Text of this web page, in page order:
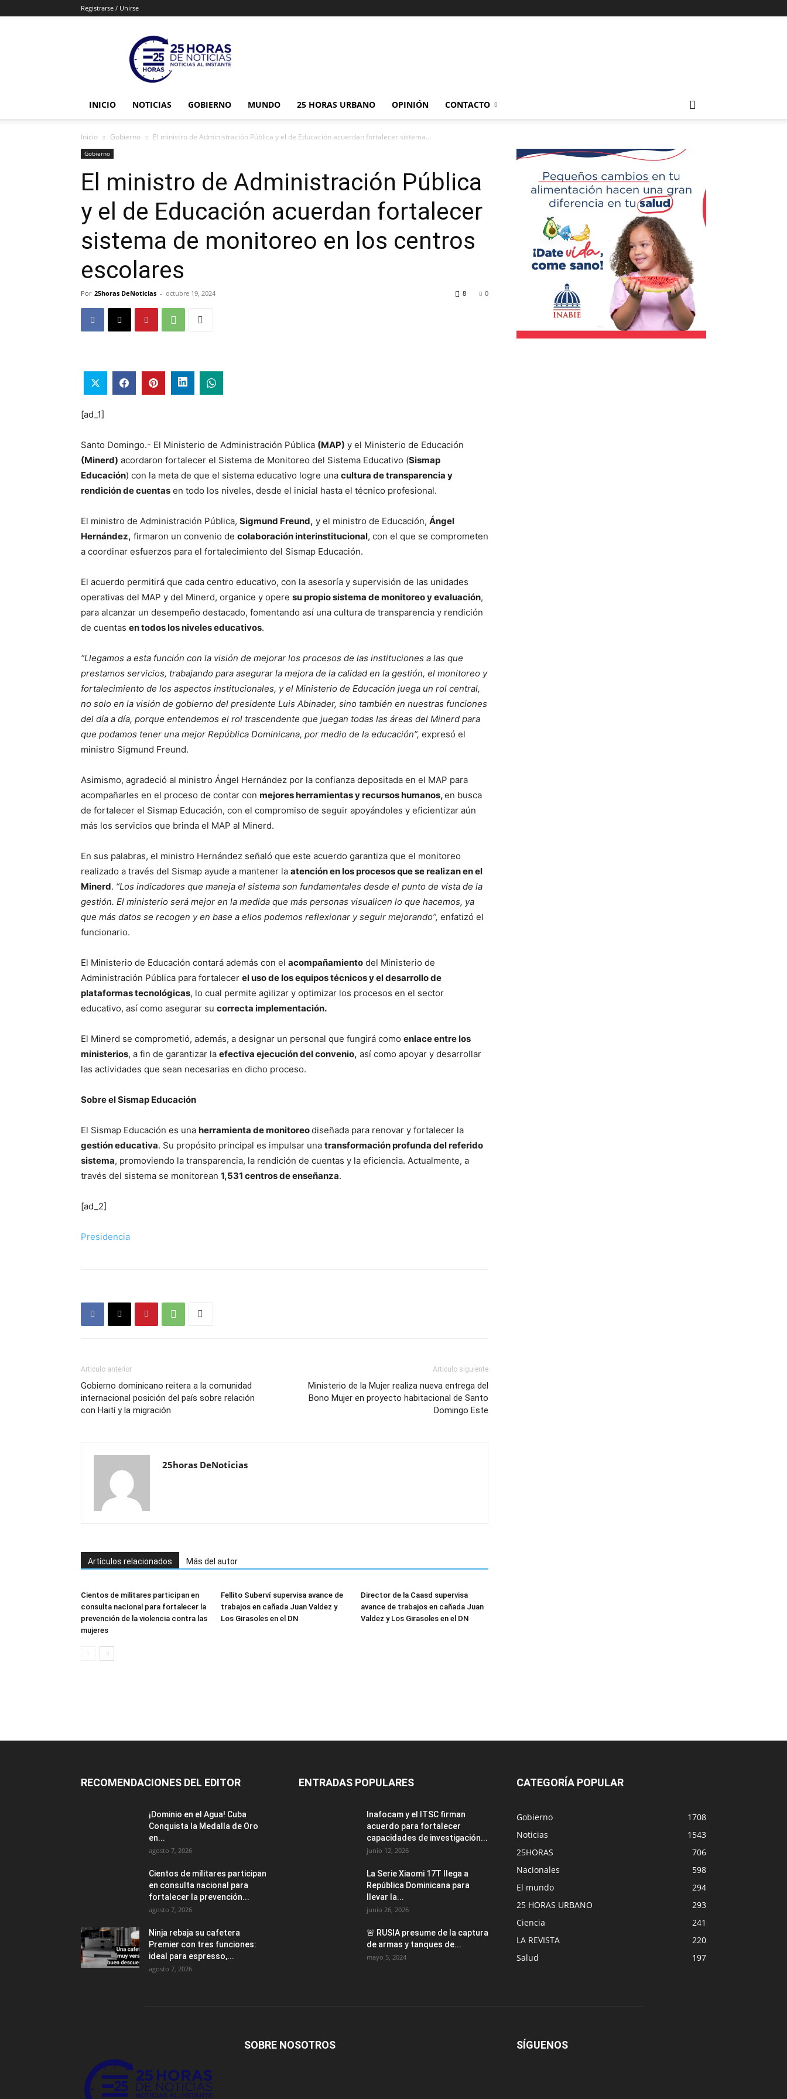
Registrarse / Unirse
INICIO NOTICIAS GOBIERNO MUNDO 25 HORAS URBANO OPINIÓN CONTACTO
Inicio Gobierno El ministro de Administración Pública y el de Educación acuerdan fortalecer sistema...
Gobierno
El ministro de Administración Pública
y el de Educación acuerdan fortalecer
sistema de monitoreo en los centros
escolares
Por 25horas DeNoticias - octubre 19, 2024 0
8
[ad_1]
Santo Domingo.- El Ministerio de Administración Pública (MAP) y el Ministerio de Educación
(Minerd) acordaron fortalecer el Sistema de Monitoreo del Sistema Educativo (Sismap
Educación) con la meta de que el sistema educativo logre una cultura de transparencia y
rendición de cuentas en todo los niveles, desde el inicial hasta el técnico profesional.
El ministro de Administración Pública, Sigmund Freund, y el ministro de Educación, Ángel
Hernández, firmaron un convenio de colaboración interinstitucional, con el que se comprometen
a coordinar esfuerzos para el fortalecimiento del Sismap Educación.
El acuerdo permitirá que cada centro educativo, con la asesoría y supervisión de las unidades
operativas del MAP y del Minerd, organice y opere su propio sistema de monitoreo y evaluación,
para alcanzar un desempeño destacado, fomentando así una cultura de transparencia y rendición
de cuentas en todos los niveles educativos.
“Llegamos a esta función con la visión de mejorar los procesos de las instituciones a las que
prestamos servicios, trabajando para asegurar la mejora de la calidad en la gestión, el monitoreo y
fortalecimiento de los aspectos institucionales, y el Ministerio de Educación juega un rol central,
no solo en la visión de gobierno del presidente Luis Abinader, sino también en nuestras funciones
del día a día, porque entendemos el rol trascendente que juegan todas las áreas del Minerd para
que podamos tener una mejor República Dominicana, por medio de la educación”, expresó el
ministro Sigmund Freund.
Asimismo, agradeció al ministro Ángel Hernández por la confianza depositada en el MAP para
acompañarles en el proceso de contar con mejores herramientas y recursos humanos,en busca
de fortalecer el Sismap Educación, con el compromiso de seguir apoyándoles y eficientizar aún
más los servicios que brinda el MAP al Minerd.
En sus palabras, el ministro Hernández señaló que este acuerdo garantiza que el monitoreo
realizado a través del Sismap ayude a mantener la atención en los procesos que se realizan en el
Minerd. “Los indicadores que maneja el sistema son fundamentales desde el punto de vista de la
gestión. El ministerio será mejor en la medida que más personas visualicen lo que hacemos, ya
que más datos se recogen y en base a ellos podemos reflexionar y seguir mejorando”, enfatizó el
funcionario.
El Ministerio de Educación contará además con el acompañamiento del Ministerio de
Administración Pública para fortalecer el uso de los equipos técnicos y el desarrollo de
plataformas tecnológicas, lo cual permite agilizar y optimizar los procesos en el sector
educativo, así como asegurar su correcta implementación.
El Minerd se comprometió, además, a designar un personal que fungirá como enlace entre los
ministerios, a fin de garantizar la efectiva ejecución del convenio, así como apoyar y desarrollar
las actividades que sean necesarias en dicho proceso.
Sobre el Sismap Educación
El Sismap Educación es una herramienta de monitoreodiseñada para renovar y fortalecer la
gestión educativa. Su propósito principal es impulsar una transformación profunda del referido
sistema, promoviendo la transparencia, la rendición de cuentas y la eficiencia. Actualmente, a
través del sistema se monitorean 1,531 centros de enseñanza.
[ad_2]
Presidencia
Artículo anterior
Gobierno dominicano reitera a la comunidad
internacional posición del país sobre relación
con Haití y la migración
Artículo siguiente
Ministerio de la Mujer realiza nueva entrega del
Bono Mujer en proyecto habitacional de Santo
Domingo Este
25horas DeNoticias
Artículos relacionados Más del autor
Cientos de militares participan en
consulta nacional para fortalecer la
prevención de la violencia contra las
mujeres
Fellito Suberví supervisa avance de
trabajos en cañada Juan Valdez y
Los Girasoles en el DN
Director de la Caasd supervisa
avance de trabajos en cañada Juan
Valdez y Los Girasoles en el DN
RECOMENDACIONES DEL EDITOR
¡Dominio en el Agua! Cuba
Conquista la Medalla de Oro
en...
agosto 7, 2026
Cientos de militares participan
en consulta nacional para
fortalecer la prevención...
agosto 7, 2026
Ninja rebaja su cafetera
Premier con tres funciones:
ideal para espresso,...
agosto 7, 2026
ENTRADAS POPULARES
Inafocam y el ITSC firman
acuerdo para fortalecer
capacidades de investigación...
junio 12, 2026
La Serie Xiaomi 17T llega a
República Dominicana para
llevar la...
junio 26, 2026
🚨 RUSIA presume de la captura
de armas y tanques de...
mayo 5, 2024
CATEGORÍA POPULAR
Gobierno
1708
Noticias
1543
25HORAS
706
Nacionales
598
El mundo
294
25 HORAS URBANO
293
Ciencia
241
LA REVISTA
220
Salud
197
SOBRE NOSOTROS SÍGUENOS